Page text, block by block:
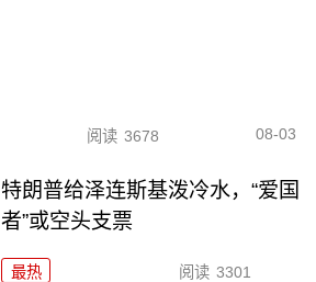
阅读 3678 08-03
特朗普给泽连斯基泼冷水，“爱国
者”或空头支票
最热 阅读 3301